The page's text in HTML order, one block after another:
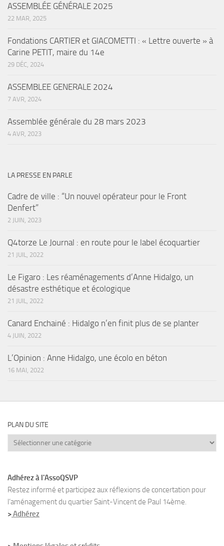
ASSEMBLÉE GÉNÉRALE 2025
22 MAR, 2025
Fondations CARTIER et GIACOMETTI : « Lettre ouverte » à
Carine PETIT, maire du 14e
29 DÉC, 2024
ASSEMBLEE GENERALE 2024
7 AVR, 2024
Assemblée générale du 28 mars 2023
4 AVR, 2023
LA PRESSE EN PARLE
Cadre de ville : “Un nouvel opérateur pour le Front
Denfert”
2 JUIN, 2023
Q4torze Le Journal : en route pour le label écoquartier
21 JUIL, 2022
Le Figaro : Les réaménagements d’Anne Hidalgo, un
désastre esthétique et écologique
21 JUIL, 2022
Canard Enchainé : Hidalgo n’en finit plus de se planter
4 JUIN, 2022
L’Opinion : Anne Hidalgo, une écolo en béton
16 MAI, 2022
PLAN DU SITE
Plan
du
Adhérez à l'AssoQSVP
Restez informé et participez aux réflexions de concertation pour
l’aménagement du quartier Saint-Vincent de Paul 14ème.
>Adhérez